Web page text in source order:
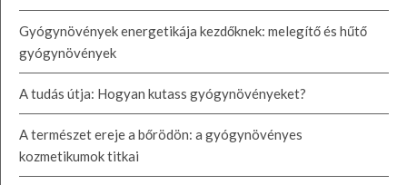
Gyógynövények energetikája kezdőknek: melegítő és hűtő
gyógynövények
A tudás útja: Hogyan kutass gyógynövényeket?
A természet ereje a bőrödön: a gyógynövényes
kozmetikumok titkai